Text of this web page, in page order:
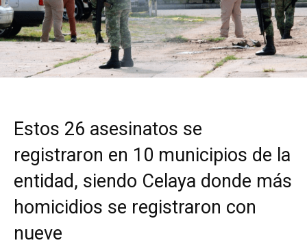
Estos 26 asesinatos se
registraron en 10 municipios de la
entidad, siendo Celaya donde más
homicidios se registraron con
nueve